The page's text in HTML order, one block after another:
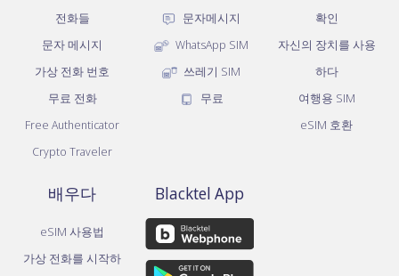
전화들
문자 메시지
가상 전화 번호
무료 전화
Free Authenticator
Crypto Traveler
문자메시지
WhatsApp SIM
쓰레기 SIM
무료
확인
자신의 장치를 사용
하다
여행용 SIM
eSIM 호환
배우다
eSIM 사용법
가상 전화를 시작하
Blacktel App